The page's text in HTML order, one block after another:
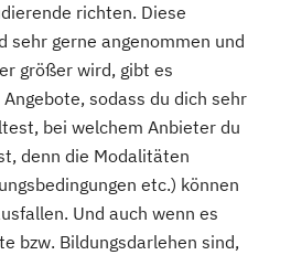
richten. Diese
sehr gerne angenommen und
größer wird, gibt es
sodass du dich sehr
bei welchem Anbieter du
denn die Modalitäten
etc.) können
Und auch wenn es
bzw. Bildungsdarlehen sind,